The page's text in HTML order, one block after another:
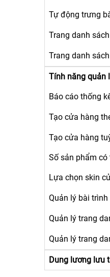
Tự động trưng
Trang danh
Trang danh
Tính năng quản
Báo cáo thống
Tạo cửa hàng
Tạo cửa hàng
Số sản phẩm
Lựa chọn skin
Quản lý bài
Quản lý trang
Quản lý trang
Dung lương lưu